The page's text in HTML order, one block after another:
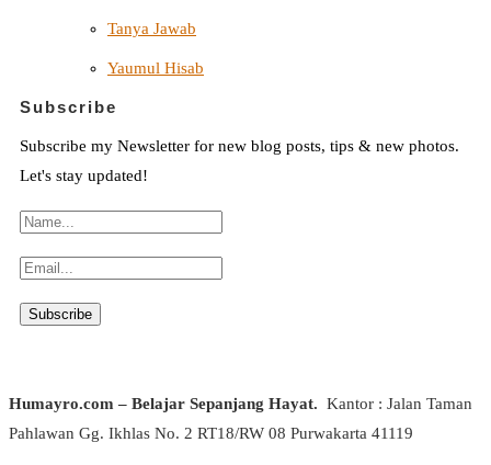
Tanya Jawab
Yaumul Hisab
Subscribe
Subscribe my Newsletter for new blog posts, tips & new photos.
Let's stay updated!
Humayro.com – Belajar Sepanjang Hayat. Kantor : Jalan Taman
Pahlawan Gg. Ikhlas No. 2 RT18/RW 08 Purwakarta 41119